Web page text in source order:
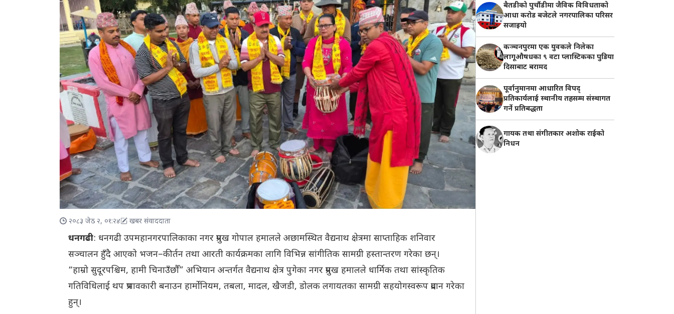
२०८३ जेठ २, ०१:२४ खबर संवाददाता
धनगढी: धनगढी उपमहानगरपालिकाका नगर प्रमुख गोपाल हमालले अछामस्थित वैद्यनाथ क्षेत्रमा साप्ताहिक शनिवार
सञ्चालन हुँदै आएको भजन–कीर्तन तथा आरती कार्यक्रमका लागि विभिन्न सांगीतिक सामग्री हस्तान्तरण गरेका छन्।
“हाम्रो सुदूरपश्चिम, हामी चिनाउँछौँ” अभियान अन्तर्गत वैद्यनाथ क्षेत्र पुगेका नगर प्रमुख हमालले धार्मिक तथा सांस्कृतिक
गतिविधिलाई थप प्रभावकारी बनाउन हार्मोनियम, तबला, मादल, खैजडी, डोलक लगायतका सामग्री सहयोगस्वरूप प्रदान गरेका
हुन्।
बैतडीको पुर्चौडीमा जैविक विविधताको
आधा करोड बजेटले नगरपालिका परिसर
सजाइयो
कञ्चनपुरमा एक युवकले निलेका
लागूऔषधका ९ वटा प्लास्टिकका पुडिया
दिसाबाट बरामद
पूर्वानुमानमा आधारित विपद्
प्रतिकार्यलाई स्थानीय तहसम्म संस्थागत
गर्ने प्रतिबद्धता
गायक तथा संगीतकार अशोक राईको
निधन